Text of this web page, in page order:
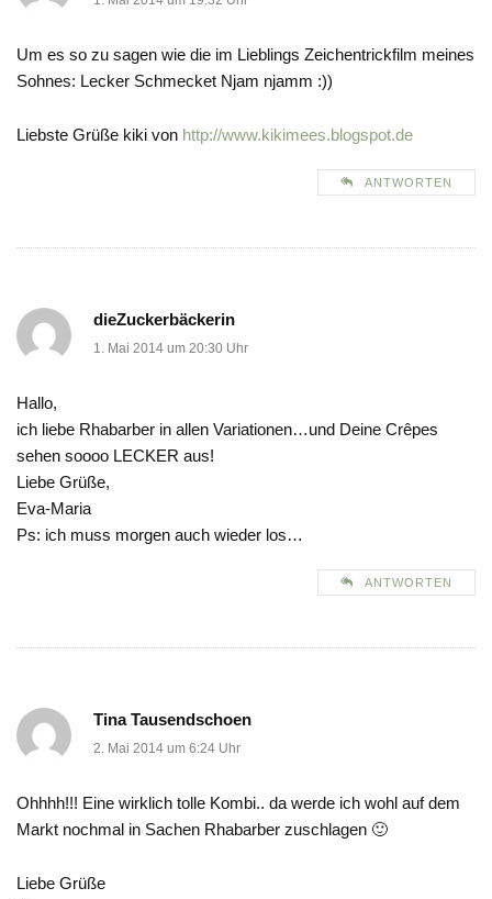
Um es so zu sagen wie die im Lieblings Zeichentrickfilm meines
Sohnes: Lecker Schmecket Njam njamm :))
Liebste Grüße kiki von http://www.kikimees.blogspot.de
ANTWORTEN
dieZuckerbäckerin
1. Mai 2014 um 20:30 Uhr
Hallo,
ich liebe Rhabarber in allen Variationen…und Deine Crêpes
sehen soooo LECKER aus!
Liebe Grüße,
Eva-Maria
Ps: ich muss morgen auch wieder los…
ANTWORTEN
Tina Tausendschoen
2. Mai 2014 um 6:24 Uhr
Ohhhh!!! Eine wirklich tolle Kombi.. da werde ich wohl auf dem
Markt nochmal in Sachen Rhabarber zuschlagen 🙂
Liebe Grüße